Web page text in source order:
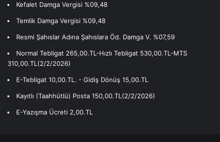
Kefalet Damga Vergisi %09,48
Temlik Damga Vergisi %09,48
Resmi Şahıslar Adına Şahıslara Öd. Damga V. %07,59
Normal Tebligat 265,00.TL-Hızlı Tebligat 530,00.TL-MTS
310,00.TL(2/2/2026)
E-Tebligat 10,00.TL. - Gidiş Dönüş 15,00.TL
Kayıtlı (Taahhütlü) Posta 150,00.TL(2/2/2026)
E-Yazışma Ücreti 2,00.TL